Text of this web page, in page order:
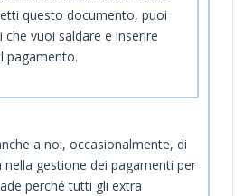
questo documento, puoi
che vuoi saldare e inserire
pagamento.
a noi, occasionalmente, di
gestione dei pagamenti per
perché tutti gli extra